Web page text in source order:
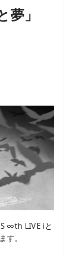
」
∞th LIVE iと
す。